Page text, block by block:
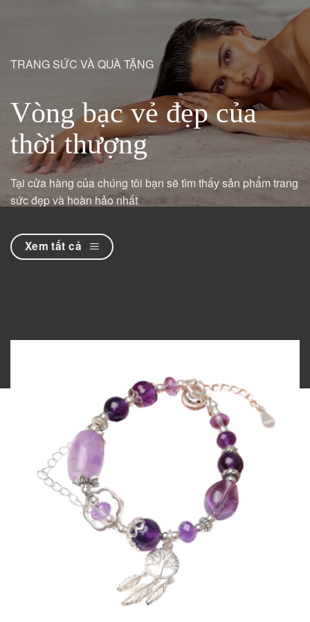
TRANG SỨC VÀ QUÀ TẶNG
Vòng bạc vẻ đẹp của
thời thượng
Tại cửa hàng của chúng tôi bạn sẽ tìm thấy sản phẩm trang
sức đẹp và hoàn hảo nhất
Xem tất cả